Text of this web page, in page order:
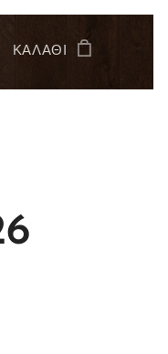
ΚΑΛΆΘΙ